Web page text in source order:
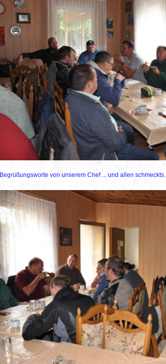
Begrüßungsworte von unserem Chef ... und allen schmeckts.